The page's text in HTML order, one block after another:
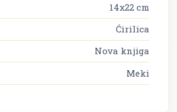
14x22 cm
Ćirilica
Nova knjiga
Meki